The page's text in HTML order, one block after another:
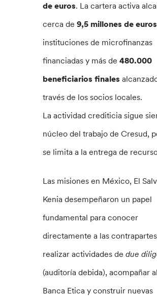
de euros. La cartera activa
cerca de9,5 millones de euros
instituciones de microfinanzas
financiadas y más de480.000
beneficiarios finales
través de los socios locales.
La actividad crediticia sigue
núcleo del trabajo de Cresud,
se limita a la entrega de
Las misiones en México, El
Kenia desempeñaron un papel
fundamental para conocer
directamente a las
realizar actividades dedue
(auditoría debida), acompañar
Banca Etica y construir nuevas